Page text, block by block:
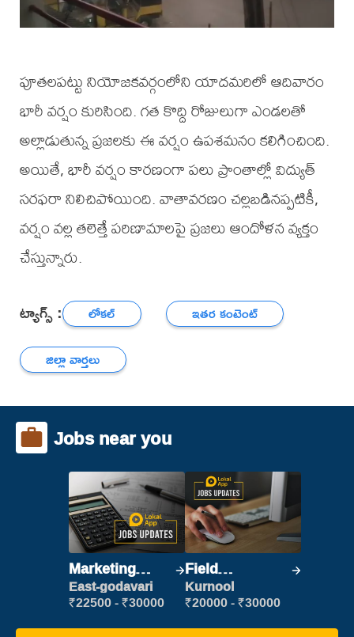
పూతలపట్టు నియోజకవర్గంలోని యాదమరిలో ఆదివారం
భారీ వర్షం కురిసింది. గత కొద్ది రోజులుగా ఎండలతో
అల్లాడుతున్న ప్రజలకు ఈ వర్షం ఉపశమనం కలిగించింది.
అయితే, భారీ వర్షం కారణంగా పలు ప్రాంతాల్లో విద్యుత్
సరఫరా నిలిచిపోయింది. వాతావరణం చల్లబడినప్పటికీ,
వర్షం వల్ల తలెత్తే పరిణామాలపై ప్రజలు ఆందోళన వ్యక్తం
చేస్తున్నారు.
ట్యాగ్స్ : లోకల్
ఇతర కంటెంట్
జిల్లా వార్తలు
Jobs near you
Marketing
Executive
East-godavari
₹22500 - ₹30000
Field
Marketing
Executive
Kurnool
₹20000 - ₹30000